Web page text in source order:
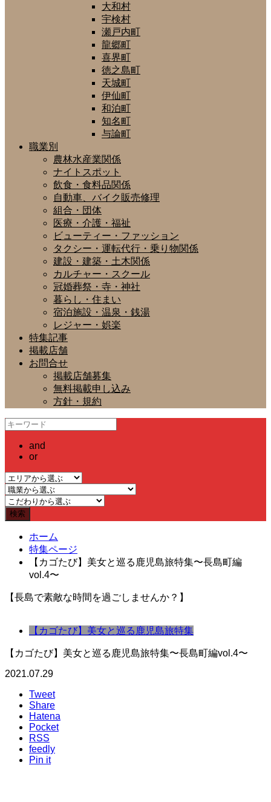
大和村
宇検村
瀬戸内町
龍郷町
喜界町
徳之島町
天城町
伊仙町
和泊町
知名町
与論町
職業別
農林水産業関係
ナイトスポット
飲食・食料品関係
自動車、バイク販売修理
組合・団体
医療・介護・福祉
ビューティー・ファッション
タクシー・運転代行・乗り物関係
建設・建築・土木関係
カルチャー・スクール
冠婚葬祭・寺・神社
暮らし・住まい
宿泊施設・温泉・銭湯
レジャー・娯楽
特集記事
掲載店舗
お問合せ
掲載店舗募集
無料掲載申し込み
方針・規約
and
or
ホーム
特集ページ
【カゴたび】美女と巡る鹿児島旅特集〜長島町編
vol.4〜
【長島で素敵な時間を過ごしませんか？】
【カゴたび】美女と巡る鹿児島旅特集
【カゴたび】美女と巡る鹿児島旅特集〜長島町編vol.4〜
2021.07.29
Tweet
Share
Hatena
Pocket
RSS
feedly
Pin it